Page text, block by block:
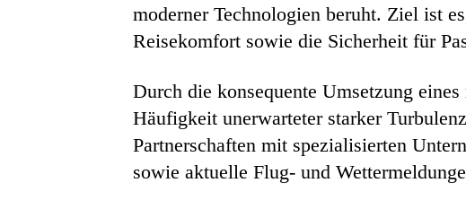
moderner Technologien beruht. Ziel ist
Reisekomfort sowie die Sicherheit für
Durch die konsequente Umsetzung
Häufigkeit unerwarteter starker
Partnerschaften mit spezialisierten
sowie aktuelle Flug- und